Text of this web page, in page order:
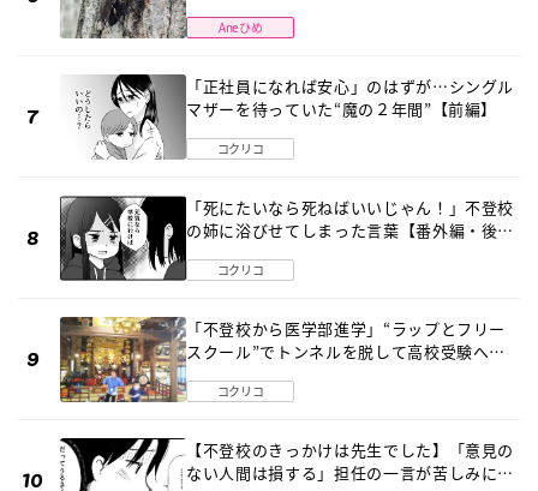
Aneひめ
「正社員になれば安心」のはずが…シングル
マザーを待っていた“魔の２年間”【前編】
コクリコ
「死にたいなら死ねばいいじゃん！」不登校
の姉に浴びせてしまった言葉【番外編・後
コクリコ
「不登校から医学部進学」“ラップとフリー
スクール”でトンネルを脱して高校受験へ
コクリコ
【不登校のきっかけは先生でした】「意見の
ない人間は損する」担任の一言が苦しみに…